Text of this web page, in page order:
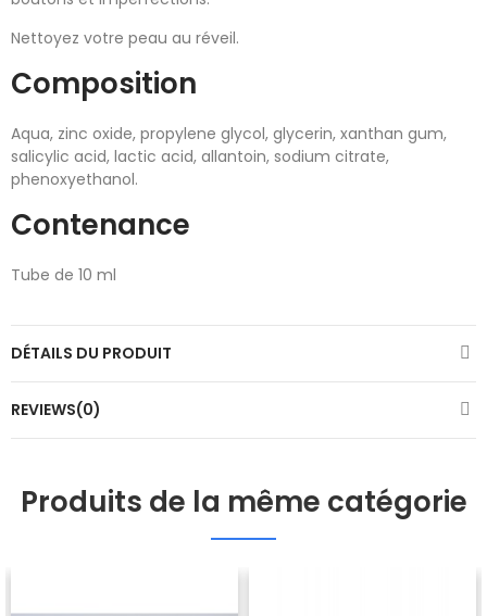
Nettoyez votre peau au réveil.
Composition
Aqua, zinc oxide, propylene glycol, glycerin, xanthan gum,
salicylic acid, lactic acid, allantoin, sodium citrate,
phenoxyethanol.
Contenance
Tube de 10 ml
DÉTAILS DU PRODUIT
REVIEWS(0)
Produits de la même catégorie